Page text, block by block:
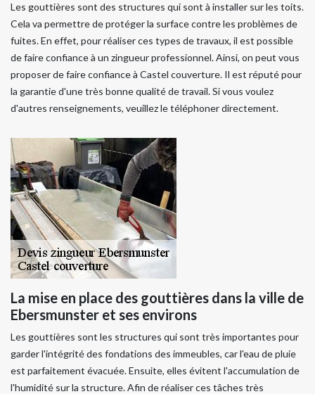
Les gouttières sont des structures qui sont à installer sur les toits.
Cela va permettre de protéger la surface contre les problèmes de
fuites. En effet, pour réaliser ces types de travaux, il est possible
de faire confiance à un zingueur professionnel. Ainsi, on peut vous
proposer de faire confiance à Castel couverture. Il est réputé pour
la garantie d'une très bonne qualité de travail. Si vous voulez
d'autres renseignements, veuillez le téléphoner directement.
La mise en place des gouttières dans la ville de
Ebersmunster et ses environs
Les gouttières sont les structures qui sont très importantes pour
garder l'intégrité des fondations des immeubles, car l'eau de pluie
est parfaitement évacuée. Ensuite, elles évitent l'accumulation de
l'humidité sur la structure. Afin de réaliser ces tâches très